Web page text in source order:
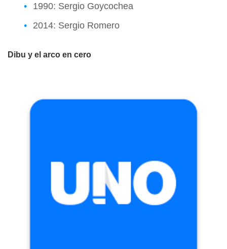
1990: Sergio Goycochea
2014: Sergio Romero
Dibu y el arco en cero